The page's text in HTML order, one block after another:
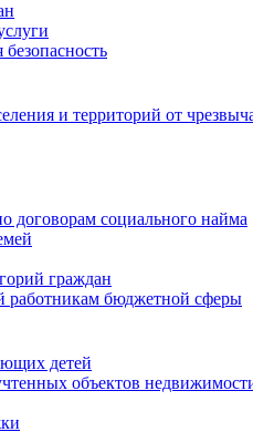
и территорий от
договорам социального найма
граждан
работникам бюджетной сферы
детей
объектов